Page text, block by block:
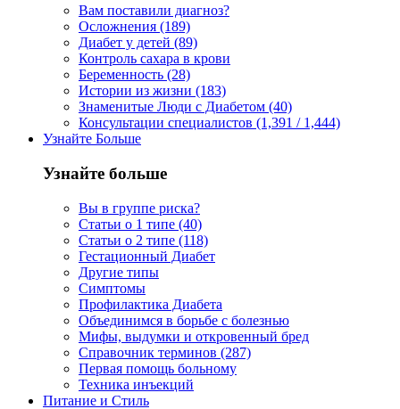
Вам поставили диагноз?
Осложнения (189)
Диабет у детей (89)
Контроль сахара в крови
Беременность (28)
Истории из жизни (183)
Знаменитые Люди с Диабетом (40)
Консультации специалистов (1,391 / 1,444)
Узнайте Больше
Узнайте больше
Вы в группе риска?
Статьи о 1 типе (40)
Статьи о 2 типе (118)
Гестационный Диабет
Другие типы
Симптомы
Профилактика Диабета
Объединимся в борьбе с болезнью
Мифы, выдумки и откровенный бред
Справочник терминов (287)
Первая помощь больному
Техника инъекций
Питание и Стиль